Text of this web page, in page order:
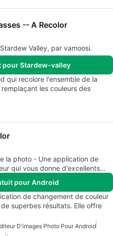
-- A Recolor
Valley, par vamoosi.
pour Stardew-valley
qui recolore l'ensemble de la
les couleurs des
la photo - Une application de
qui vous donne d'excellents
pour Android
de changement de couleur
superbes résultats. Elle offre
D'images Photo Pour Android